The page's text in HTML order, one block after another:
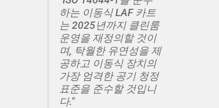
하는 이동식 LAF 카트
는 2025년까지 클린룸
운영을 재정의할 것이
며, 탁월한 유연성을 제
공하고 이동식 장치의
가장 엄격한 공기 청정
표준을 준수할 것입니
다."